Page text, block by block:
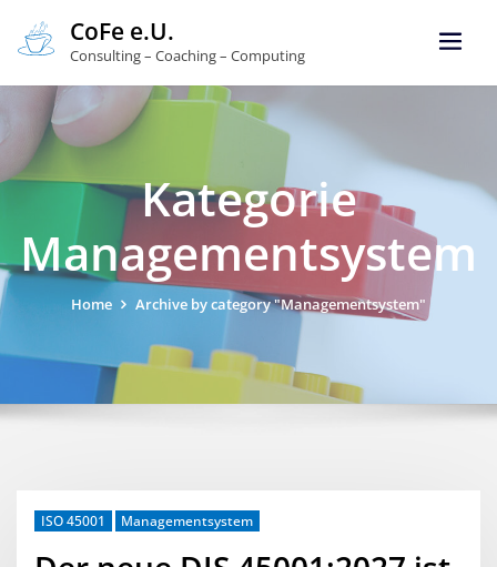
CoFe e.U.
Consulting – Coaching – Computing
Kategorie
Managementsystem
Home Archive by category "Managementsystem"
ISO 45001 Managementsystem